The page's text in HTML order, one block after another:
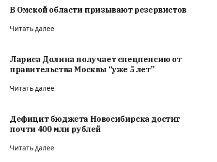
В Омской области призывают резервистов
Читать далее
Лариса Долина получает спецпенсию от
правительства Москвы “уже 5 лет”
Читать далее
Дефицит бюджета Новосибирска достиг
почти 400 млн рублей
Читать далее